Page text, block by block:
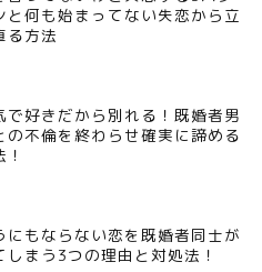
と何も始まってない失恋から立
る方法
で好きだから別れる！既婚者男
の不倫を終わらせ確実に諦める
にもならない恋を既婚者同士が
しまう3つの理由と対処法！